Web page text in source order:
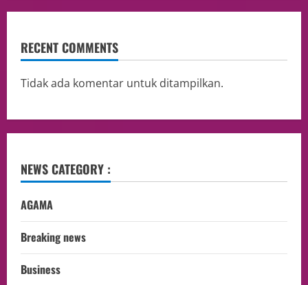
RECENT COMMENTS
Tidak ada komentar untuk ditampilkan.
NEWS CATEGORY :
AGAMA
Breaking news
Business